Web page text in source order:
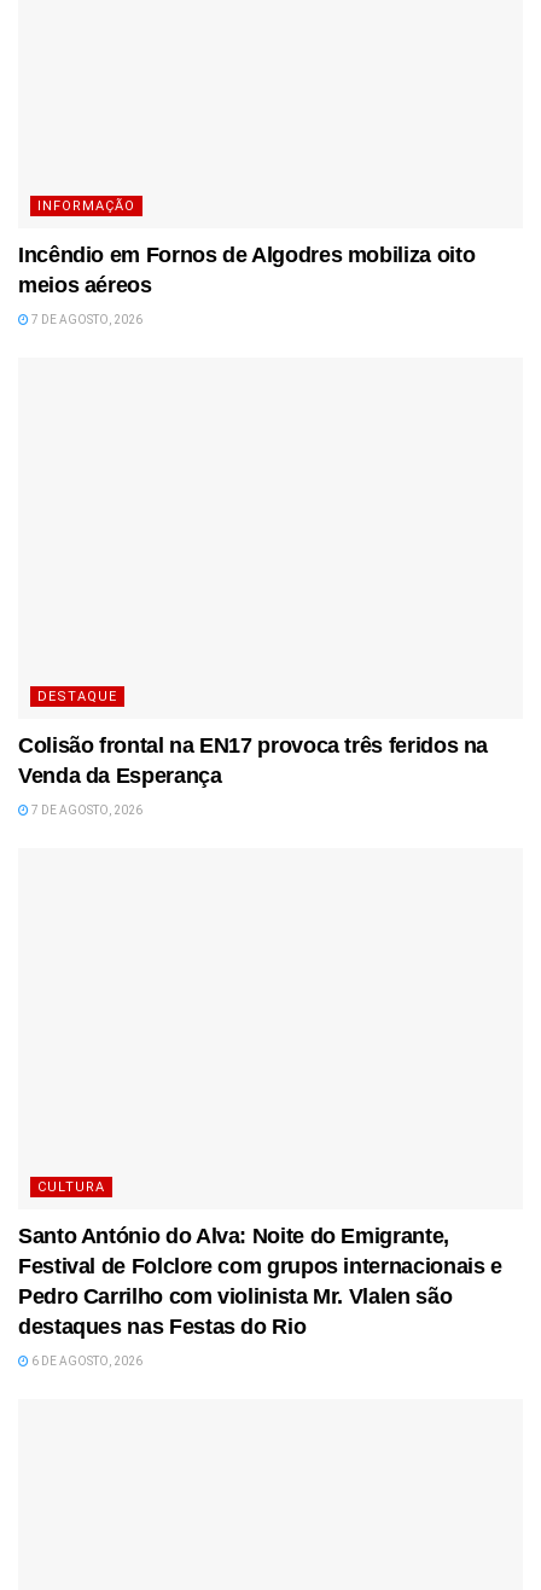
INFORMAÇÃO
Incêndio em Fornos de Algodres mobiliza oito
meios aéreos
7 DE AGOSTO, 2026
DESTAQUE
Colisão frontal na EN17 provoca três feridos na
Venda da Esperança
7 DE AGOSTO, 2026
CULTURA
Santo António do Alva: Noite do Emigrante,
Festival de Folclore com grupos internacionais e
Pedro Carrilho com violinista Mr. Vlalen são
destaques nas Festas do Rio
6 DE AGOSTO, 2026